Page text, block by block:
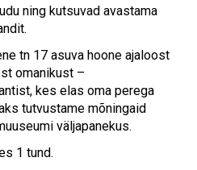
ning kutsuvad avastama
tn 17 asuva hoone ajaloost
omanikust –
kes elas oma perega
tutvustame mõningaid
väljapanekus.
1 tund.